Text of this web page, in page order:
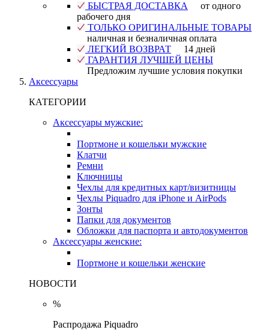
БЫСТРАЯ ДОСТАВКА
от одного
рабочего дня
ТОЛЬКО ОРИГИНАЛЬНЫЕ ТОВАРЫ
наличная и безналичная оплата
ЛЕГКИЙ ВОЗВРАТ
14 дней
ГАРАНТИЯ ЛУЧШЕЙ ЦЕНЫ
Предложим лучшие условия покупки
Аксессуары
КАТЕГОРИИ
Аксессуары мужские:
Портмоне и кошельки мужские
Клатчи
Ремни
Ключницы
Чехлы для кредитных карт/визитницы
Чехлы Piquadro для iPhone и AirPods
Зонты
Папки для документов
Обложки для паспорта и автодокументов
Аксессуары женские:
Портмоне и кошельки женские
НОВОСТИ
%
Распродажа Piquadro